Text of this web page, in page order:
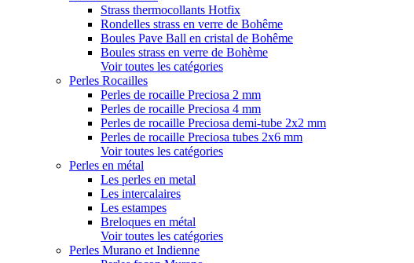
Strass thermocollants Hotfix
Rondelles strass en verre de Bohême
Boules Pave Ball en cristal de Bohême
Boules strass en verre de Bohème
Voir toutes les catégories
Perles Rocailles
Perles de rocaille Preciosa 2 mm
Perles de rocaille Preciosa 4 mm
Perles de rocaille Preciosa demi-tube 2x2 mm
Perles de rocaille Preciosa tubes 2x6 mm
Voir toutes les catégories
Perles en métal
Les perles en metal
Les intercalaires
Les estampes
Breloques en métal
Voir toutes les catégories
Perles Murano et Indienne